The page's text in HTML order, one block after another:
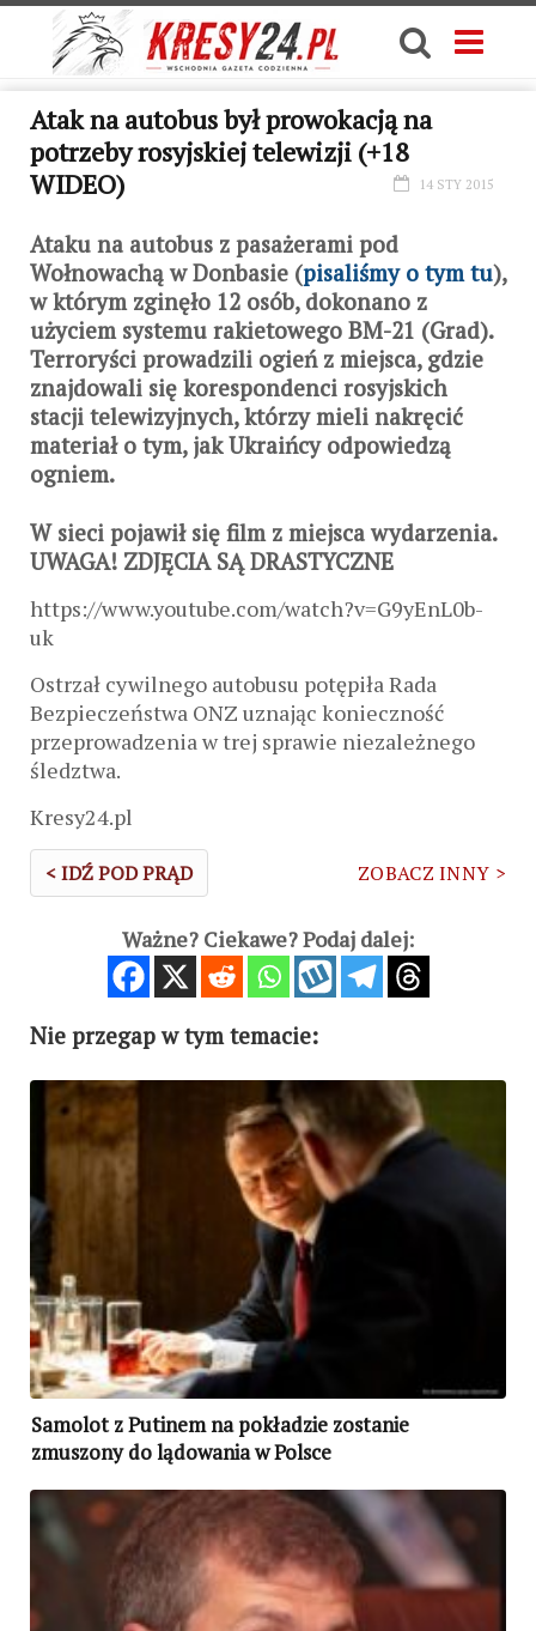
Atak na autobus był prowokacją na
potrzeby rosyjskiej telewizji (+18
WIDEO)
14 STY 2015
Ataku na autobus z pasażerami pod
Wołnowachą w Donbasie (pisaliśmy o tym tu),
w którym zginęło 12 osób, dokonano z
użyciem systemu rakietowego BM-21 (Grad).
Terroryści prowadzili ogień z miejsca, gdzie
znajdowali się korespondenci rosyjskich
stacji telewizyjnych, którzy mieli nakręcić
materiał o tym, jak Ukraińcy odpowiedzą
ogniem.
W sieci pojawił się film z miejsca wydarzenia.
UWAGA! ZDJĘCIA SĄ DRASTYCZNE
https://www.youtube.com/watch?v=G9yEnL0b-
uk
Ostrzał cywilnego autobusu potępiła Rada
Bezpieczeństwa ONZ uznając konieczność
przeprowadzenia w trej sprawie niezależnego
śledztwa.
Kresy24.pl
< IDŹ POD PRĄD ZOBACZ INNY >
Ważne? Ciekawe? Podaj dalej:
Nie przegap w tym temacie:
Samolot z Putinem na pokładzie zostanie
zmuszony do lądowania w Polsce